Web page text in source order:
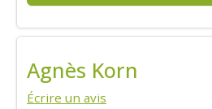
Agnès Korn
Écrire un avis